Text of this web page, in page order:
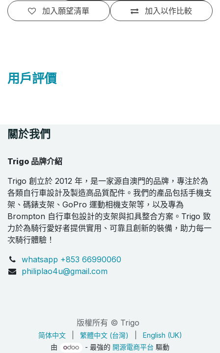
加入以作比較
加入願望清單
用戶評價
關於我們
Trigo 品牌介紹
Trigo 創立於 2012 年，是一家源自澳門的品牌，專注於為
各類自行車設計及製造高品質配件。我們的產品包括手機支
架、碼錶支架、GoPro 運動相機支架等，以及專為
Brompton 自行車包設計的支架與扣具整合方案。Trigo 致
力於為騎行愛好者提供實用、可靠且創新的裝備，助力每一
次騎行體驗！
whatsapp +853 66990060
philiplao4u@gmail.com
版權所有 © Trigo
简体中文 繁體中文 (台灣)
English (UK)
由
- 最強的 開源電商平台 驅動